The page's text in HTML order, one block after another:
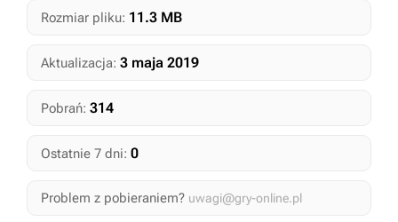
Rozmiar pliku: 11.3 MB
Aktualizacja: 3 maja 2019
Pobrań: 314
Ostatnie 7 dni: 0
Problem z pobieraniem? uwagi@gry-online.pl